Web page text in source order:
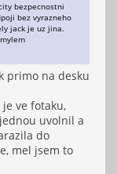
bezpecnostni
bez vyrazneho
jack je uz jina.
primo na desku
ve fotaku,
uvolnil a
do
mel jsem to